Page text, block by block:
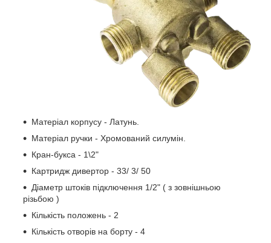
Матеріал корпусу - Латунь.
Матеріал ручки - Хромований силумін.
Кран-букса - 1\2"
Картридж дивертор - 33/ 3/ 50
Діаметр штоків підключення 1/2" ( з зовнішньою
різьбою )
Кількість положень - 2
Кількість отворів на борту - 4